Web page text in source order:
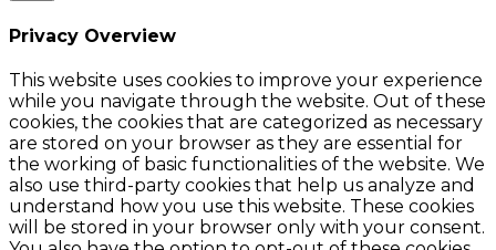
Privacy Overview
This website uses cookies to improve your experience
while you navigate through the website. Out of these
cookies, the cookies that are categorized as necessary
are stored on your browser as they are essential for
the working of basic functionalities of the website. We
also use third-party cookies that help us analyze and
understand how you use this website. These cookies
will be stored in your browser only with your consent.